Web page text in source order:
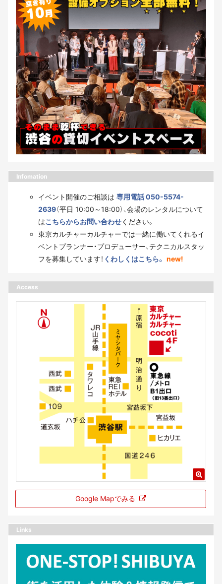
Infomation
イベント開催のご相談は 専用電話 050-5574-
2639（平日 10:00～18:00）、会場のレンタルについて
はこちらからお問い合わせください。
東京カルチャーカルチャーでは一緒に働いてくれるイ
ベントプランナー・プロデューサー、テクニカルスタッ
フを募集しています！ くわしくはこちら。 new!
Access
Google Mapでみる
Links